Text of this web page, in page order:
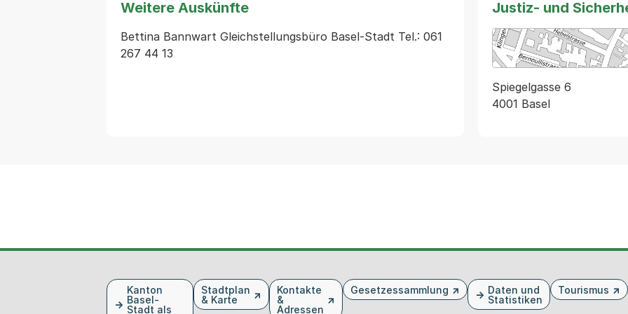
Weitere Auskünfte
Bettina Bannwart Gleichstellungsbüro Basel-Stadt Tel.: 061
267 44 13
Justiz- und
Spiegelgasse 6
4001 Basel
Kanton
Basel-
Stadt als
Stadtplan
& Karte
Kontakte
&
Adressen
Gesetzessammlung
Daten und
Statistiken
Tourismus